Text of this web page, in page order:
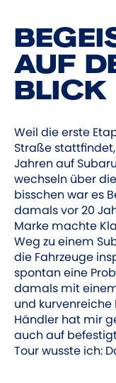
AUF
BLICK
Weil die erste
Straße
Jahren auf
wechseln über
bisschen war es
damals vor 20
Marke machte
Weg zu einem
die Fahrzeuge
spontan eine
damals mit
und kurvenreiche
Händler hat mir
auch auf
Tour wusste ich: